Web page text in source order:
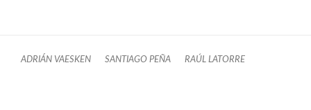
ADRIÁN VAESKEN SANTIAGO PEÑA RAÚL LATORRE